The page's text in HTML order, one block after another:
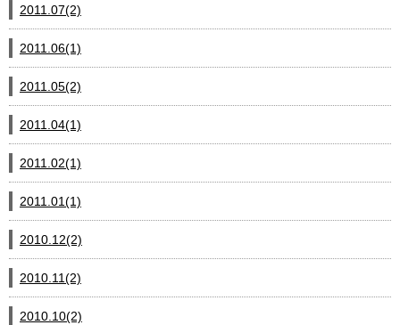
2011.07(2)
2011.06(1)
2011.05(2)
2011.04(1)
2011.02(1)
2011.01(1)
2010.12(2)
2010.11(2)
2010.10(2)